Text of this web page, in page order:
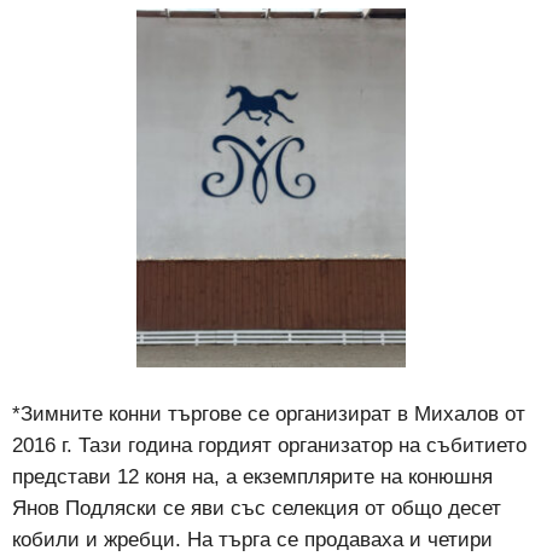
*Зимните конни търгове се организират в Михалов от
2016 г. Тази година гордият организатор на събитието
представи 12 коня на, а екземплярите на конюшня
Янов Подляски се яви със селекция от общо десет
кобили и жребци. На търга се продаваха и четири